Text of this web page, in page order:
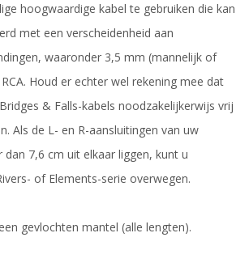
hoogwaardige kabel te gebruiken die kan
met een verscheidenheid aan
waaronder 3,5 mm (mannelijk of
Houd er echter wel rekening mee dat
& Falls-kabels noodzakelijkerwijs vrij
Als de L- en R-aansluitingen van uw
7,6 cm uit elkaar liggen, kunt u
of Elements-serie overwegen.
gevlochten mantel (alle lengten).